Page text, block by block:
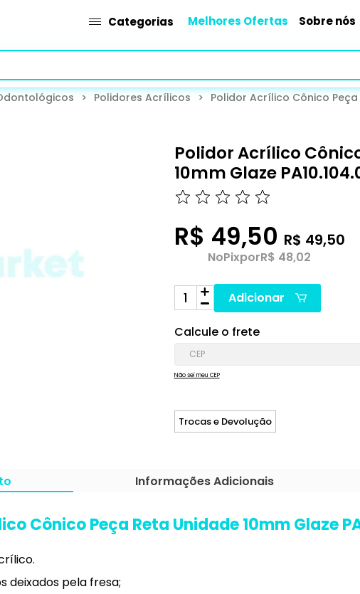
Categorias Melhores Ofertas Sobre nós
> Polidores Acrílicos > Polidor Acrílico Cônico Peça
Polidor Acrílico
10mm Glaze
R$ 49,50 R$ 49,50
NoPixporR$ 48,02
Adicionar
Calcule o frete
Não sei meu CEP
Trocas e Devolução
Informações Adicionais
Cônico Peça Reta Unidade 10mm Glaze
deixados pela fresa;